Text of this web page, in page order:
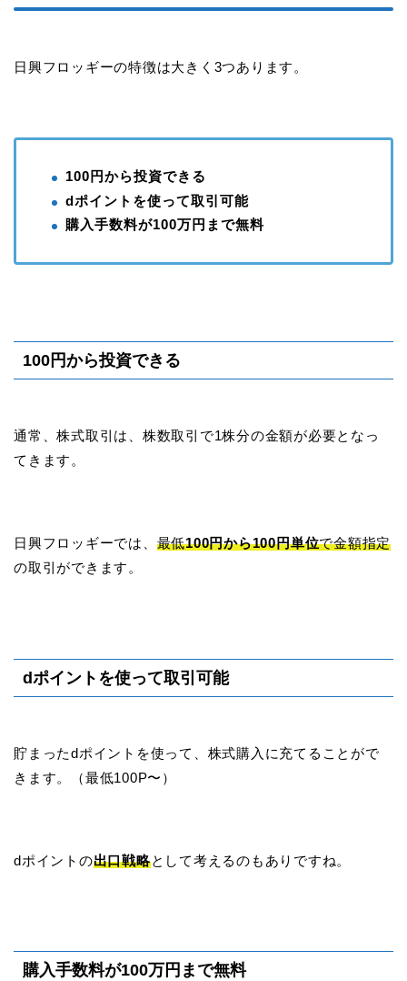
日興フロッギーの特徴は大きく3つあります。
100円から投資できる
dポイントを使って取引可能
購入手数料が100万円まで無料
100円から投資できる
通常、株式取引は、株数取引で1株分の金額が必要となっ
てきます。
日興フロッギーでは、 最低100円から100円単位で金額指定
の取引ができます。
dポイントを使って取引可能
貯まったdポイントを使って、株式購入に充てることがで
きます。（最低100P〜）
dポイントの出口戦略として考えるのもありですね。
購入手数料が100万円まで無料